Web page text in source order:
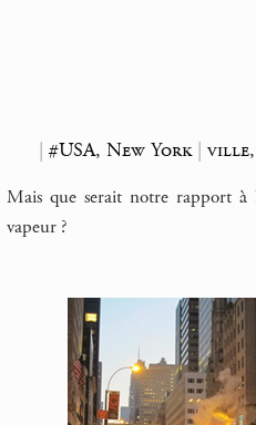
| #USA, New York| ville,
Mais que serait notre rapport à
vapeur ?